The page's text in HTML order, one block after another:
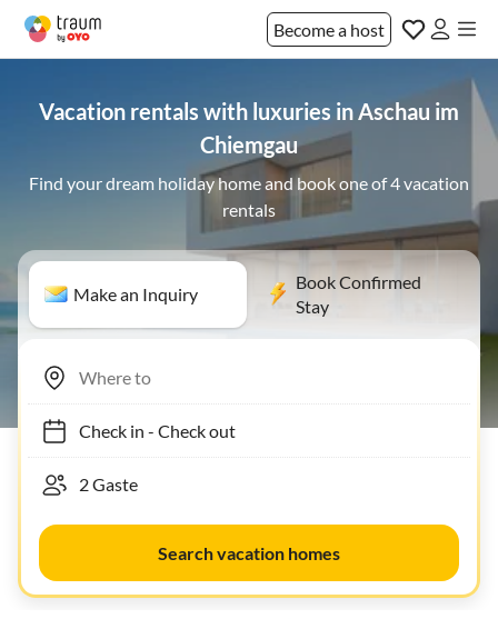
Become a host
Vacation rentals with luxuries in Aschau im
Chiemgau
Find your dream holiday home and book one of 4 vacation
rentals
Make an Inquiry
Book Confirmed
Stay
Check in- Check out
Search vacation homes